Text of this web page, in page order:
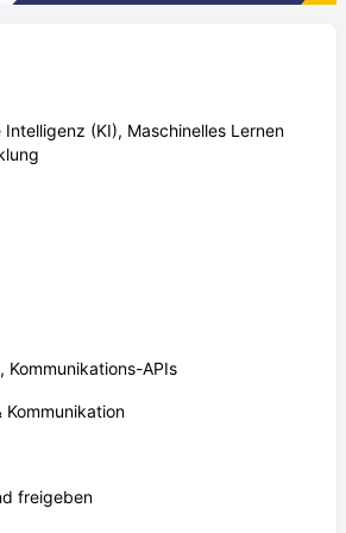
Intelligenz (KI), Maschinelles Lernen
Kommunikations-APIs
Kommunikation
freigeben